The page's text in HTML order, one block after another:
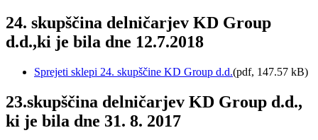
24. skupščina delničarjev KD Group
d.d.,ki je bila dne 12.7.2018
Sprejeti sklepi 24. skupščine KD Group d.d.(pdf, 147.57 kB)
23.skupščina delničarjev KD Group d.d.,
ki je bila dne 31. 8. 2017